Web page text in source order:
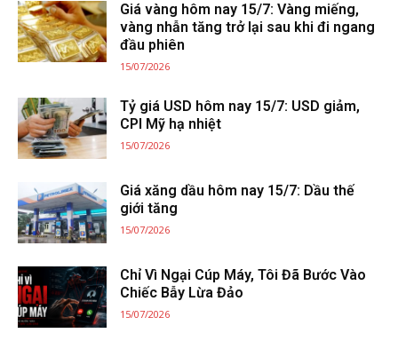
Giá vàng hôm nay 15/7: Vàng miếng,
vàng nhẫn tăng trở lại sau khi đi ngang
đầu phiên
15/07/2026
Tỷ giá USD hôm nay 15/7: USD giảm,
CPI Mỹ hạ nhiệt
15/07/2026
Giá xăng dầu hôm nay 15/7: Dầu thế
giới tăng
15/07/2026
Chỉ Vì Ngại Cúp Máy, Tôi Đã Bước Vào
Chiếc Bẫy Lừa Đảo
15/07/2026